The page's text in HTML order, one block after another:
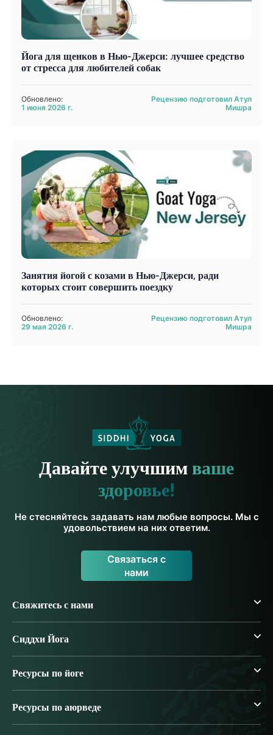
Йога для щенков в Нью-Джерси: лучшее средство
от стресса для любителей собак
Обновлено:
1 июня 2026 г.
Рецензию подготовил Атул
Мишра
Занятия йогой с козами в Нью-Джерси, ради
которых стоит совершить поездку
Обновлено:
29 мая 2026 г.
Рецензию подготовил Атул
Мишра
Давайте улучшимваше
здоровье!
Не стесняйтесь задавать нам любые вопросы. Мы с
удовольствием на них ответим.
Связаться с
нами
Свяжитесь с нами
Сиддхи Йога
Ресурсы по йоге
Ресурсы по аюрведе